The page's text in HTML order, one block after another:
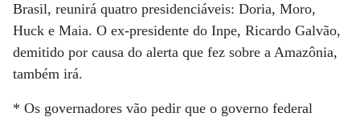
Brasil, reunirá quatro presidenciáveis: Doria, Moro,
Huck e Maia. O ex-presidente do Inpe, Ricardo Galvão,
demitido por causa do alerta que fez sobre a Amazônia,
também irá.
* Os governadores vão pedir que o governo federal